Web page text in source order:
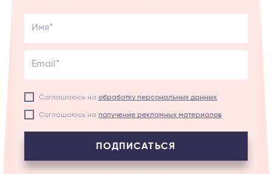
Имя*
Email*
Соглашаюсь на обработку персональных данных
Соглашаюсь на получение рекламных материалов
ПОДПИСАТЬСЯ